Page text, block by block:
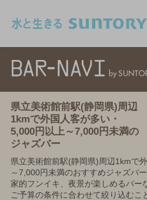
県立美術館前駅(静岡県)周辺
1kmで外国人客が多い・
5,000円以上～7,000円未満の
ジャズバー
県立美術館前駅(静岡県)周辺1kmで
～7,000円未満のおすすめジャズバ
家的フンイキ、夜景が楽しめるバー
ご予算の条件に合わせて絞り込むこ